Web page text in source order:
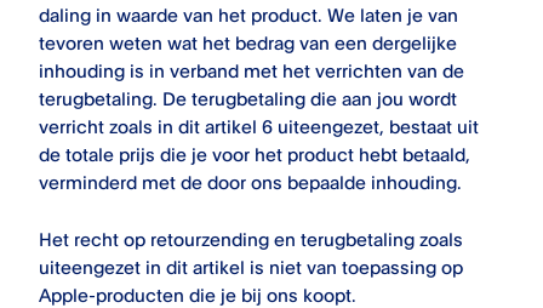
daling in waarde van het product. We laten je van
tevoren weten wat het bedrag van een dergelijke
inhouding is in verband met het verrichten van de
terugbetaling. De terugbetaling die aan jou wordt
verricht zoals in dit artikel 6 uiteengezet, bestaat uit
de totale prijs die je voor het product hebt betaald,
verminderd met de door ons bepaalde inhouding.
Het recht op retourzending en terugbetaling zoals
uiteengezet in dit artikel is niet van toepassing op
Apple-producten die je bij ons koopt.